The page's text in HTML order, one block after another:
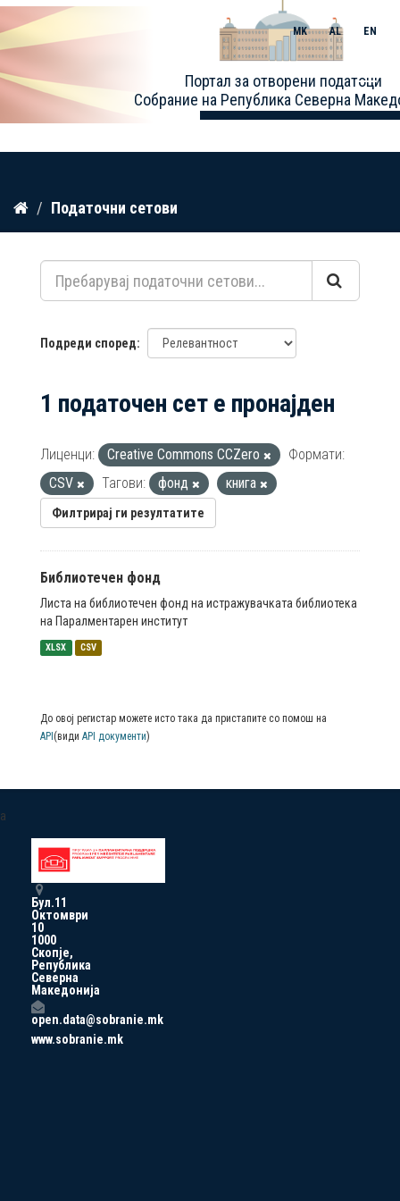
Прескокнете
содржина
Портал за отворени податоци
Собрание на Република Северна
MK AL EN
Toggle
Податочни сетови
Подреди според
1 податочен сет е пронајден
Лиценци: Creative Commons CCZero
Формати:
CSV
Тагови: фонд книга
Филтрирај ги резултатите
Библиотечен фонд
Листа на библиотечен фонд на истражувачката библиотека
на Паралментарен институт
XLSX CSV
До овој регистар можете исто така да пристапите со помош на
API (види API документи)
a
Бул.11
Октомври
10
1000
Скопје,
Република
Северна
Македонија
open.data@sobranie.mk
www.sobranie.mk